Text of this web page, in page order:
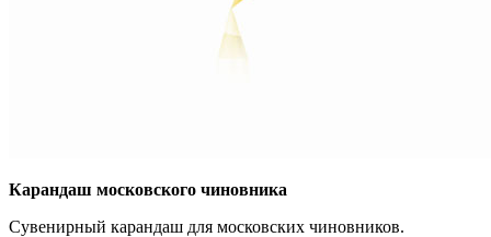
Карандаш московского чиновника
Сувенирный карандаш для московских чиновников.